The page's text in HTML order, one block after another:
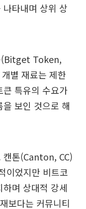
타내며 상위 상
(Bitget Token,
별 재료는 제한
특유의 수요가
보인 것으로 해
캔톤(Canton, CC)
이었지만 비트코
며 상대적 강세
보다는 커뮤니티